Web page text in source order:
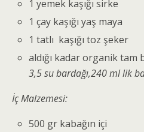
1 yemek kaşığı sirke
1 çay kaşığı yaş maya
1 tatlı kaşığı toz şeker
aldığı kadar organik tam
3,5 su bardağı,240 ml lik
İç Malzemesi:
500 gr kabağın içi